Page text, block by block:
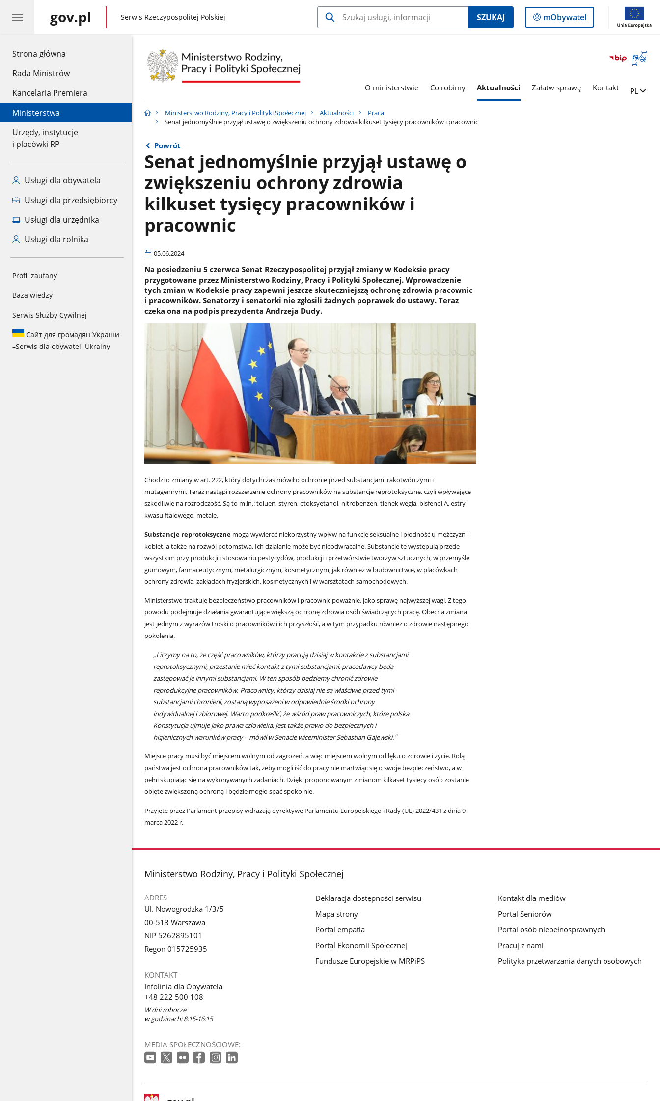
Strona główna
Rada Ministrów
Kancelaria Premiera
Ministerstwa
Urzędy, instytucje
i placówki RP
Usługi dla obywatela
Usługi dla przedsiębiorcy
Usługi dla urzędnika
Usługi dla rolnika
Profil zaufany
Baza wiedzy
Serwis Służby Cywilnej
Сайт для громадян України
–Serwis dla obywateli Ukrainy
gov.pl gov.pl
Serwis Rzeczypospolitej Polskiej SZUKAJ
Logowanie
do
mObywatel
Otwórz
okno
języka
O ministerstwie Co robimy Aktualności Załatw sprawę Kontakt Zmień
PL
Ministerstwo Rodziny, Pracy i Polityki Społecznej Aktualności
Praca
Senat jednomyślnie przyjął ustawę o zwiększeniu ochrony zdrowia kilkuset tysięcy pracowników i pracownic
Powrót
Senat jednomyślnie przyjął ustawę o
zwiększeniu ochrony zdrowia
kilkuset tysięcy pracowników i
pracownic
05.06.2024
Na posiedzeniu 5 czerwca Senat Rzeczypospolitej przyjął zmiany w Kodeksie pracy
przygotowane przez Ministerstwo Rodziny, Pracy i Polityki Społecznej. Wprowadzenie
tych zmian w Kodeksie pracy zapewni jeszcze skuteczniejszą ochronę zdrowia pracownic
i pracowników. Senatorzy i senatorki nie zgłosili żadnych poprawek do ustawy. Teraz
czeka ona na podpis prezydenta Andrzeja Dudy.
Chodzi o zmiany w art. 222, który dotychczas mówił o ochronie przed substancjami rakotwórczymi i
mutagennymi. Teraz nastąpi rozszerzenie ochrony pracowników na substancje reprotoksyczne, czyli wpływające
szkodliwie na rozrodczość. Są to m.in.: toluen, styren, etoksyetanol, nitrobenzen, tlenek węgla, bisfenol A, estry
kwasu ftalowego, metale.
Substancje reprotoksyczne mogą wywierać niekorzystny wpływ na funkcje seksualne i płodność u mężczyzn i
kobiet, a także na rozwój potomstwa. Ich działanie może być nieodwracalne. Substancje te występują przede
wszystkim przy produkcji i stosowaniu pestycydów, produkcji i przetwórstwie tworzyw sztucznych, w przemyśle
gumowym, farmaceutycznym, metalurgicznym, kosmetycznym, jak również w budownictwie, w placówkach
ochrony zdrowia, zakładach fryzjerskich, kosmetycznych i w warsztatach samochodowych.
Ministerstwo traktuję bezpieczeństwo pracowników i pracownic poważnie, jako sprawę najwyższej wagi. Z tego
powodu podejmuje działania gwarantujące większą ochronę zdrowia osób świadczących pracę. Obecna zmiana
jest jednym z wyrazów troski o pracowników i ich przyszłość, a w tym przypadku również o zdrowie następnego
pokolenia.
Liczymy na to, że część pracowników, którzy pracują dzisiaj w kontakcie z substancjami
reprotoksycznymi, przestanie mieć kontakt z tymi substancjami, pracodawcy będą
zastępować je innymi substancjami. W ten sposób będziemy chronić zdrowie
reprodukcyjne pracowników. Pracownicy, którzy dzisiaj nie są właściwie przed tymi
substancjami chronieni, zostaną wyposażeni w odpowiednie środki ochrony
indywidualnej i zbiorowej. Warto podkreślić, że wśród praw pracowniczych, które polska
Konstytucja ujmuje jako prawa człowieka, jest także prawo do bezpiecznych i
higienicznych warunków pracy – mówił w Senacie wiceminister Sebastian Gajewski.
Miejsce pracy musi być miejscem wolnym od zagrożeń, a więc miejscem wolnym od lęku o zdrowie i życie. Rolą
państwa jest ochrona pracowników tak, żeby mogli iść do pracy nie martwiąc się o swoje bezpieczeństwo, a w
pełni skupiając się na wykonywanych zadaniach. Dzięki proponowanym zmianom kilkaset tysięcy osób zostanie
objęte zwiększoną ochroną i będzie mogło spać spokojnie.
Przyjęte przez Parlament przepisy wdrażają dyrektywę Parlamentu Europejskiego i Rady (UE) 2022/431 z dnia 9
marca 2022 r.
stopka
Ministerstwo Rodziny, Pracy i Polityki Społecznej
ADRES
Ul. Nowogrodzka 1/3/5
00-513 Warszawa
NIP 5262895101
Regon 015725935
KONTAKT
Infolinia dla Obywatela
+48 222 500 108
W dni robocze
w godzinach: 8:15-16:15
MEDIA SPOŁECZNOŚCIOWE:
Deklaracja dostępności serwisu
Mapa strony
Portal empatia
Portal Ekonomii Społecznej
Fundusze Europejskie w MRPiPS
Kontakt dla mediów
Portal Seniorów
Portal osób niepełnosprawnych
Pracuj z nami
Polityka przetwarzania danych osobowych
stopka